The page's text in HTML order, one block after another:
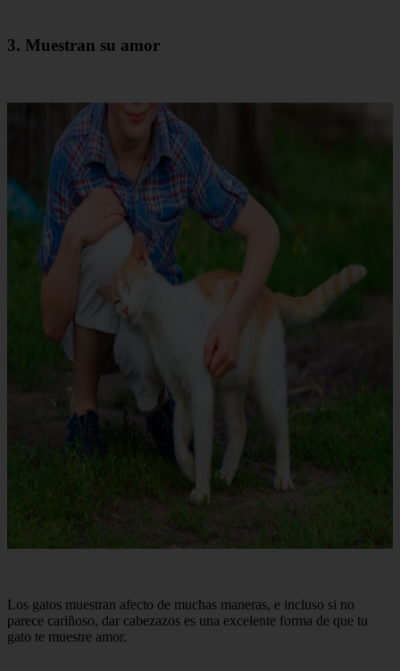
3. Muestran su amor
Los gatos muestran afecto de muchas maneras, e incluso si no
parece cariñoso, dar cabezazos es una excelente forma de que tu
gato te muestre amor.